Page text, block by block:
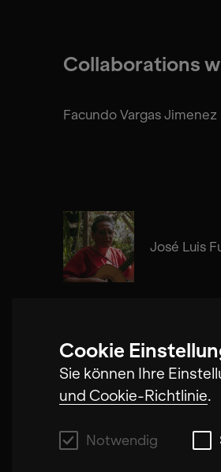
Cookie
Sie können Ihre
und Cookie-Richtlinie.
Notwendig
Collaborations
Facundo Vargas Jimenez
José Luis
Carla